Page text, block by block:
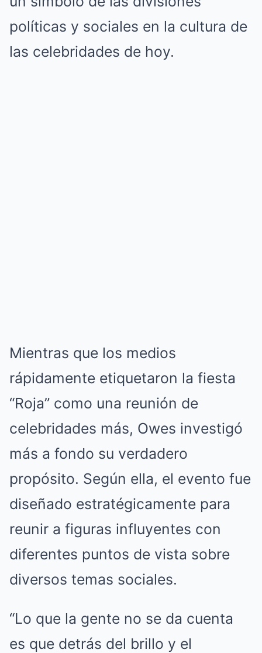
políticas y sociales en la cultura de
las celebridades de hoy.
Mientras que los medios
rápidamente etiquetaron la fiesta
“Roja” como una reunión de
celebridades más, Owes investigó
más a fondo su verdadero
propósito. Según ella, el evento fue
diseñado estratégicamente para
reunir a figuras influyentes con
diferentes puntos de vista sobre
diversos temas sociales.
“Lo que la gente no se da cuenta
es que detrás del brillo y el